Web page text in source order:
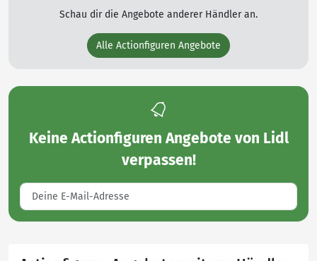
Schau dir die Angebote anderer Händler an.
Alle Actionfiguren Angebote
Keine Actionfiguren Angebote von Lidl
verpassen!